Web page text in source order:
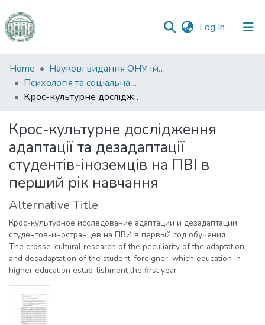
Log In (current)
Communities
&
Collections
Statistics
Home
Наукові видання ОНУ імені І. І. Мечникова
Психологія та соціальна робота
Крос-культурне дослідження адаптації та дезадаптації студентів-іноземців на ПВІ в перший рік навчання
Крос-культурне дослідження
адаптації та дезадаптації
студентів-іноземців на ПВІ в
перший рік навчання
Alternative Title
Крос-культурное исследование адаптации и дезадаптации
студентов-иностранцев на ПВИ в первый год обучения
The crosse-cultural research of the peculiarity of the adaptation
and desadaptation of the student-foreigner, which education in
higher education estab-lishment the first year